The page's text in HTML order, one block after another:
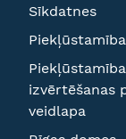
Sīkdatnes
Piekļūstamība
izvērtēšanas
veidlapa